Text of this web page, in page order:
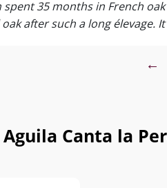
35 months in French
after such a long
←
Canta la